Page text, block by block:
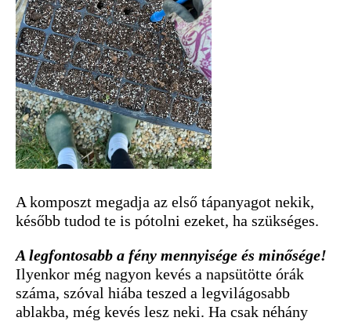
A komposzt megadja az első tápanyagot nekik,
később tudod te is pótolni ezeket, ha szükséges.
A legfontosabb a fény mennyisége és minősége!
Ilyenkor még nagyon kevés a napsütötte órák
száma, szóval hiába teszed a legvilágosabb
ablakba, még kevés lesz neki. Ha csak néhány